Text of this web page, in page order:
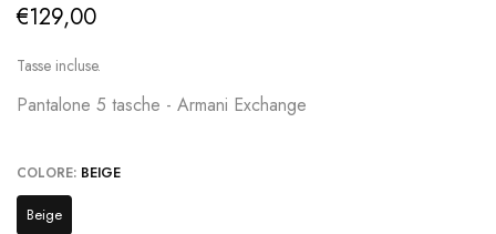
€129,00
Tasse incluse.
Pantalone 5 tasche - Armani Exchange
COLORE: BEIGE
Beige